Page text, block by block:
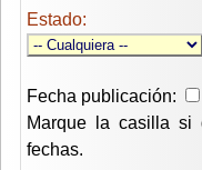
Estado:
Fecha publicación:
Marque la casilla si
fechas.